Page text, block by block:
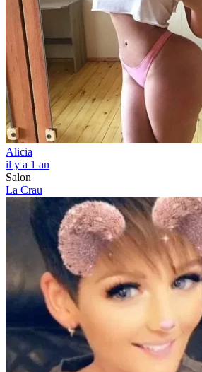
Alicia
il y a 1 an
Salon
La Crau